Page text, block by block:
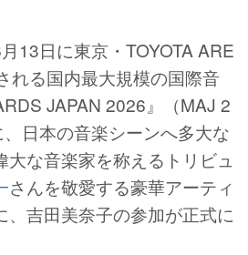
13日に東京・TOYOTA ARE
れる国内最大規模の国際音
JAPAN 2026』（MAJ 2
日本の音楽シーンへ多大な
大な音楽家を称えるトリビュ
さんを敬愛する豪華アーティ
、吉田美奈子の参加が正式に